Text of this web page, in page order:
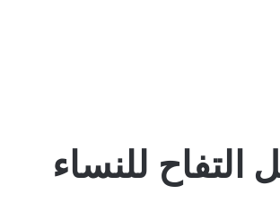
التفاح للنساء